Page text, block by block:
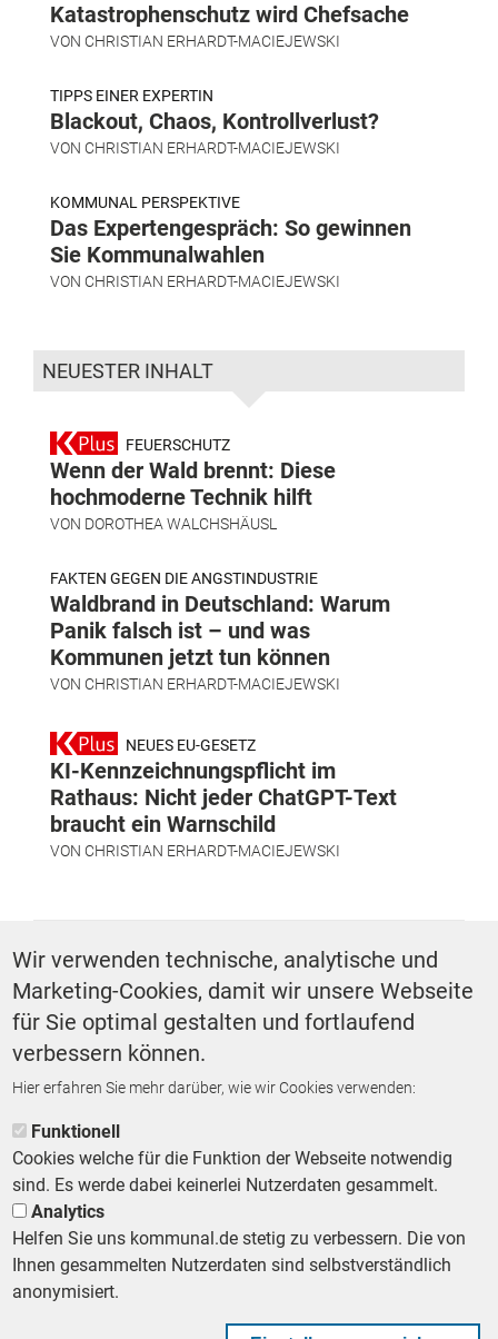
Katastrophenschutz wird Chefsache
VON CHRISTIAN ERHARDT-MACIEJEWSKI
TIPPS EINER EXPERTIN
Blackout, Chaos, Kontrollverlust?
VON CHRISTIAN ERHARDT-MACIEJEWSKI
KOMMUNAL PERSPEKTIVE
Das Expertengespräch: So gewinnen
Sie Kommunalwahlen
VON CHRISTIAN ERHARDT-MACIEJEWSKI
NEUESTER INHALT
FEUERSCHUTZ
Wenn der Wald brennt: Diese
hochmoderne Technik hilft
VON DOROTHEA WALCHSHÄUSL
FAKTEN GEGEN DIE ANGSTINDUSTRIE
Waldbrand in Deutschland: Warum
Panik falsch ist – und was
Kommunen jetzt tun können
VON CHRISTIAN ERHARDT-MACIEJEWSKI
NEUES EU-GESETZ
KI-Kennzeichnungspflicht im
Rathaus: Nicht jeder ChatGPT-Text
braucht ein Warnschild
VON CHRISTIAN ERHARDT-MACIEJEWSKI
Podcast
ZURÜCK ZUR STARTSEITE
Footer First Navigation
MESSE KOMMUNAL LESERSERVICE AGB DATENSCHUTZ
IMPRESSUM
KOMMUNALBESCHAFFUNG
Wir verwenden technische, analytische und
Marketing-Cookies, damit wir unsere Webseite
für Sie optimal gestalten und fortlaufend
verbessern können.
Hier erfahren Sie mehr darüber, wie wir Cookies verwenden:
Funktionell
Cookies welche für die Funktion der Webseite notwendig
sind. Es werde dabei keinerlei Nutzerdaten gesammelt.
Analytics
Helfen Sie uns kommunal.de stetig zu verbessern. Die von
Ihnen gesammelten Nutzerdaten sind selbstverständlich
anonymisiert.